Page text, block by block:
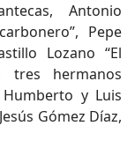
Antonio
Pepe
Lozano “El
tres hermanos
Humberto y Luis
Gómez Díaz,